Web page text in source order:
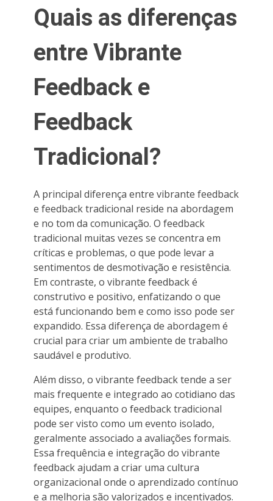
Quais as diferenças
entre Vibrante
Feedback e
Feedback
Tradicional?
A principal diferença entre vibrante feedback
e feedback tradicional reside na abordagem
e no tom da comunicação. O feedback
tradicional muitas vezes se concentra em
críticas e problemas, o que pode levar a
sentimentos de desmotivação e resistência.
Em contraste, o vibrante feedback é
construtivo e positivo, enfatizando o que
está funcionando bem e como isso pode ser
expandido. Essa diferença de abordagem é
crucial para criar um ambiente de trabalho
saudável e produtivo.
Além disso, o vibrante feedback tende a ser
mais frequente e integrado ao cotidiano das
equipes, enquanto o feedback tradicional
pode ser visto como um evento isolado,
geralmente associado a avaliações formais.
Essa frequência e integração do vibrante
feedback ajudam a criar uma cultura
organizacional onde o aprendizado contínuo
e a melhoria são valorizados e incentivados.